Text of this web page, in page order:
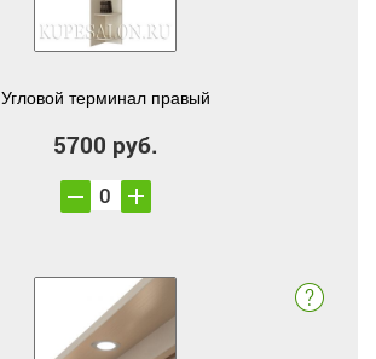
Угловой терминал правый
5700 руб.